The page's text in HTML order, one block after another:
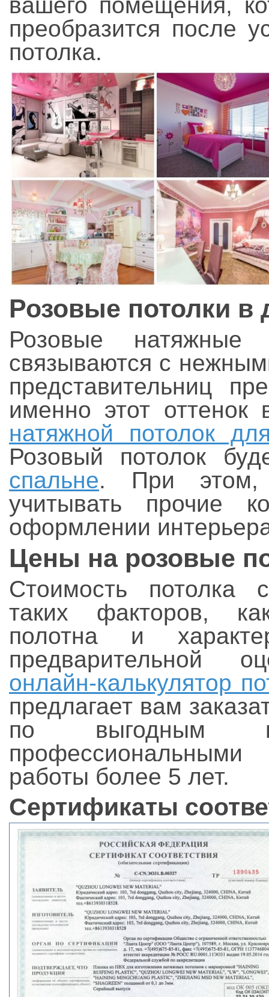
преобразится после
потолка.
Розовые потолки в
Розовые натяжные
связываются с
представительниц
именно этот оттенок
натяжной потолок
Розовый потолок
спальне. При этом,
учитывать прочие
оформлении
Цены на розовые
Стоимость потолка
таких факторов,
полотна и
предварительной
онлайн-калькулятор
предлагает вам
по выгодным
работы более 5 лет.
Сертификаты